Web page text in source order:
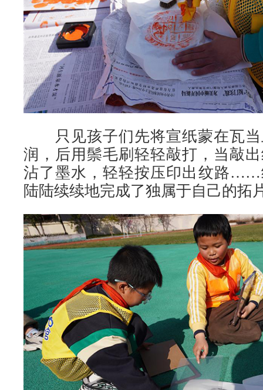
只见孩子们先将宣纸蒙在瓦当
润，后用鬃毛刷轻轻敲打，当敲
沾了墨水，轻轻按压印出纹路……
陆陆续续地完成了独属于自己的拓